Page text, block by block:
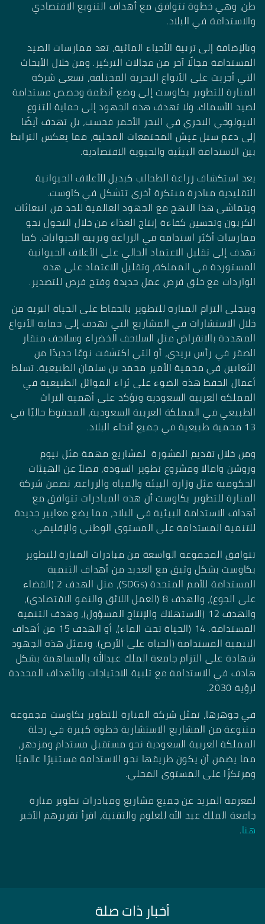
طن، وهي خطوة تتوافق مع أهداف التنويع الاقتصادي
والاستدامة في البلاد.
وبالإضافة إلى تربية الأحياء المائية، تعد ممارسات الصيد
المستدامة مجالًا آخر من مجالات التركيز. ومن خلال الأبحاث
التي أجريت على الأنواع البحرية المختلفة، تسعى شركة
المنارة للتطوير بكاوست إلى وضع أنظمة وحصص مستدامة
لصيد الأسماك. ولا تهدف هذه الجهود إلى حماية التنوع
البيولوجي البحري في البحر الأحمر فحسب، بل تهدف أيضًا
إلى دعم سبل عيش المجتمعات المحلية، مما يعكس الترابط
بين الاستدامة البيئية والحيوية الاقتصادية.
يعد استكشاف زراعة الطحالب كبديل للأعلاف الحيوانية
التقليدية مبادرة مبتكرة أخرى تتشكل في كاوست.
ويتماشى هذا النهج مع الجهود العالمية للحد من انبعاثات
الكربون وتحسين كفاءة إنتاج الغذاء من خلال التحول نحو
ممارسات أكثر استدامة في الزراعة وتربية الحيوانات. كما
تهدف إلى تقليل الاعتماد الحالي على الأعلاف الحيوانية
المستوردة في المملكة، وتقليل الاعتماد على هذه
الواردات مع خلق فرص عمل جديدة وفتح فرص للتصدير.
ويتجلى التزام المنارة للتطوير بالحفاظ على الحياة البرية من
خلال الاستشارات في المشاريع التي تهدف إلى حماية الأنواع
المهددة بالانقراض مثل السلاحف الخضراء وسلاحف منقار
الصقر في رأس بريدي، أو التي اكتشفت نوعًا جديدًا من
الثعابين في محمية الأمير محمد بن سلمان الطبيعية. تسلط
أعمال الحفظ هذه الضوء على ثراء الموائل الطبيعية في
المملكة العربية السعودية وتؤكد على أهمية التراث
الطبيعي في المملكة العربية السعودية، المحفوظ حاليًا في
13 محمية طبيعية في جميع أنحاء البلاد.
ومن خلال تقديم المشورة لمشاريع مهمة مثل نيوم
وروشن وامالا ومشروع تطوير السودة، فضلاً عن الهيئات
الحكومية مثل وزارة البيئة والمياه والزراعة، تضمن شركة
المنارة للتطوير بكاوست أن هذه المبادرات تتوافق مع
أهداف الاستدامة البيئية في البلاد، مما يضع معايير جديدة
للتنمية المستدامة على المستوى الوطني والإقليمي.
تتوافق المجموعة الواسعة من مبادرات المنارة للتطوير
بكاوست بشكل وثيق مع العديد من أهداف التنمية
المستدامة للأمم المتحدة (SDGs)، مثل الهدف 2 (القضاء
على الجوع)، والهدف 8 (العمل اللائق والنمو الاقتصادي)،
والهدف 12 (الاستهلاك والإنتاج المسؤول)، وهدف التنمية
المستدامة. 14 (الحياة تحت الماء)، أو الهدف 15 من أهداف
التنمية المستدامة (الحياة على الأرض). وتمثل هذه الجهود
شهادة على التزام جامعة الملك عبدالله بالمساهمة بشكل
هادف في الاستدامة مع تلبية الاحتياجات والأهداف المحددة
لرؤية 2030.
في جوهرها، تمثل شركة المنارة للتطوير بكاوست مجموعة
متنوعة من المشاريع الاستشارية خطوة كبيرة في رحلة
المملكة العربية السعودية نحو مستقبل مستدام ومزدهر،
مما يضمن أن يكون طريقها نحو الاستدامة مستنيرًا عالميًا
ومرتكزًا على المستوى المحلي.
لمعرفة المزيد عن جميع مشاريع ومبادرات تطوير منارة
جامعة الملك عبد الله للعلوم والتقنية، اقرأ تقريرهم الأخير
هنا.
أخبار ذات صلة